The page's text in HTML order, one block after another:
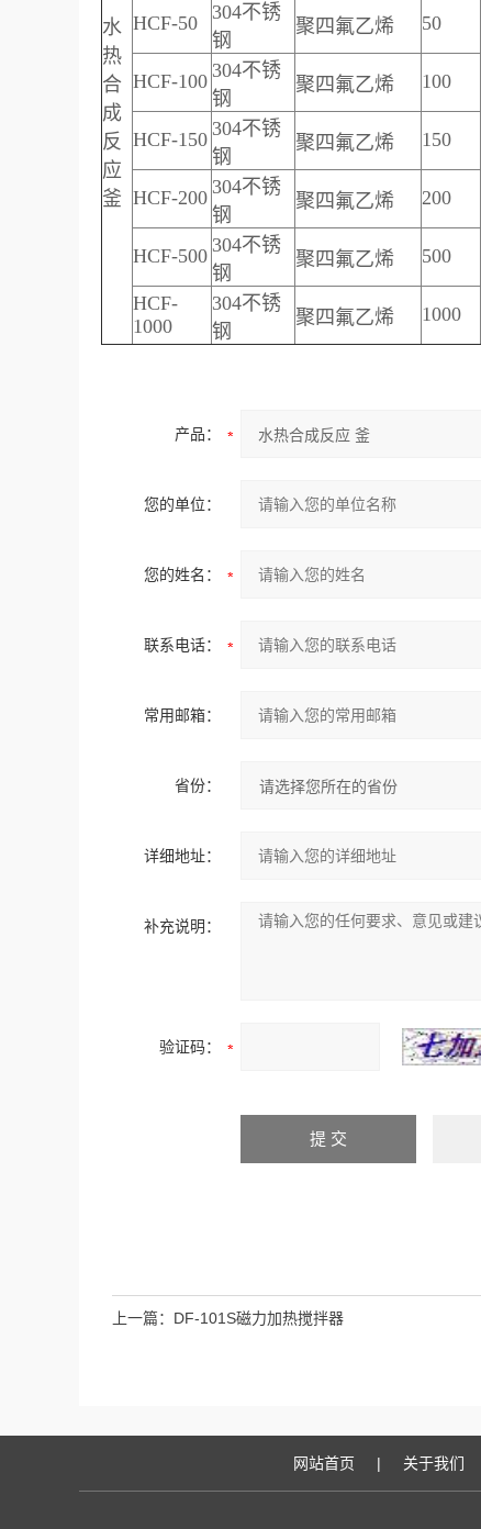
水
热
合
成
反
应
釜
HCF-50
304不锈
钢
聚四氟乙烯 50
HCF-100 304不锈
钢
聚四氟乙烯 100
HCF-150 304不锈
钢
聚四氟乙烯 150
HCF-200 304不锈
钢
聚四氟乙烯 200
HCF-500 304不锈
钢
聚四氟乙烯 500
HCF-
1000
304不锈
钢
聚四氟乙烯 1000
产品：
您的单位：
您的姓名：
联系电话：
常用邮箱：
省份：
详细地址：
补充说明：
验证码：
上一篇： DF-101S磁力加热搅拌器
网站首页 | 关于我们